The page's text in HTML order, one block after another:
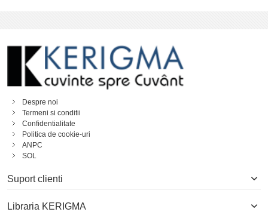
Despre noi
Termeni si conditii
Confidentialitate
Politica de cookie-uri
ANPC
SOL
Suport clienti
Libraria KERIGMA